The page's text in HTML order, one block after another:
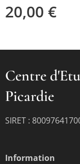
20,00 €
Centre
Picardie
SIRET :
Information